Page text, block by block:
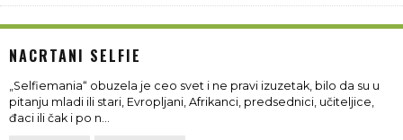
NACRTANI SELFIE
„Selfiemania“ obuzela je ceo svet i ne pravi izuzetak, bilo da su u
pitanju mladi ili stari, Evropljani, Afrikanci, predsednici, učiteljice,
đaci ili čak i po n...